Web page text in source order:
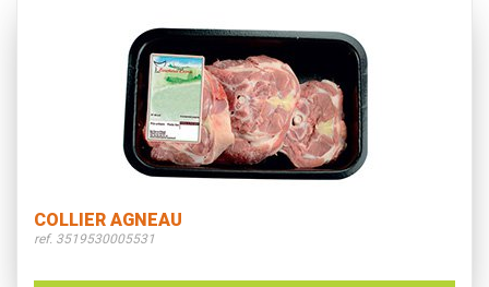
COLLIER AGNEAU
ref. 3519530005531